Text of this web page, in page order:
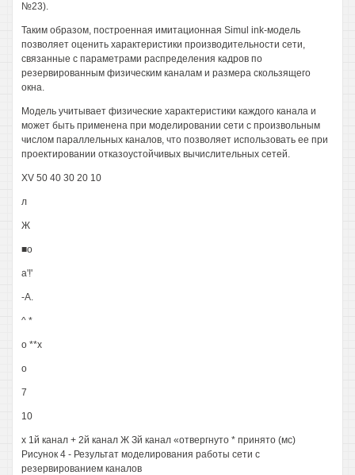
№23).
Таким образом, построенная имитационная Simul ink-модель
позволяет оценить характеристики производительности сети,
связанные с параметрами распределения кадров по
резервированным физическим каналам и размера скользящего
окна.
Модель учитывает физические характеристики каждого канала и
может быть применена при моделировании сети с произвольным
числом параллельных каналов, что позволяет использовать ее при
проектировании отказоустойчивых вычислительных сетей.
XV 50 40 30 20 10
л
Ж
■о
а'!'
-А.
^ *
о **х
о
7
10
х 1й канал + 2й канал Ж Зй канал «отвергнуто * принято (мс)
Рисунок 4 - Результат моделирования работы сети с
резервированием каналов